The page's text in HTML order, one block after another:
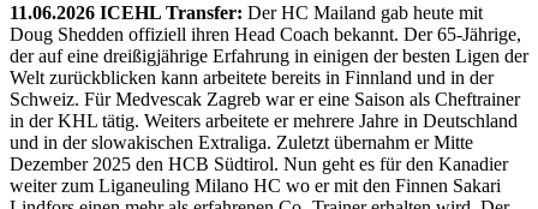
11.06.2026 ICEHL Transfer: Der HC Mailand gab heute mit
Doug Shedden offiziell ihren Head Coach bekannt. Der 65-Jährige,
der auf eine dreißigjährige Erfahrung in einigen der besten Ligen der
Welt zurückblicken kann arbeitete bereits in Finnland und in der
Schweiz. Für Medvescak Zagreb war er eine Saison als Cheftrainer
in der KHL tätig. Weiters arbeitete er mehrere Jahre in Deutschland
und in der slowakischen Extraliga. Zuletzt übernahm er Mitte
Dezember 2025 den HCB Südtirol. Nun geht es für den Kanadier
weiter zum Liganeuling Milano HC wo er mit den Finnen Sakari